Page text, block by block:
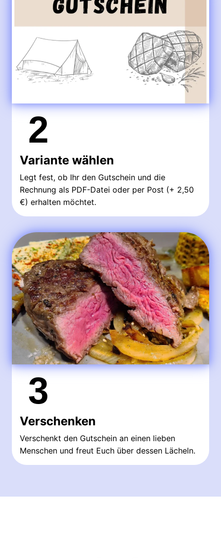
2
Variante wählen
Legt fest, ob Ihr den Gutschein und die
Rechnung als PDF-Datei oder per Post (+ 2,50
€) erhalten möchtet.
3
Verschenken
Verschenkt den Gutschein an einen lieben
Menschen und freut Euch über dessen Lächeln.